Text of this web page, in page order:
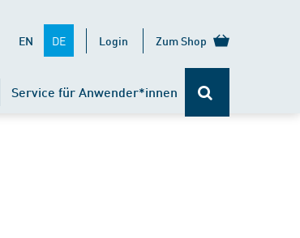
EN DE Login Zum Shop
Service für Anwender*innen